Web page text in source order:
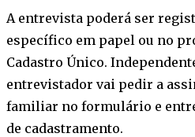
A entrevista poderá ser
específico em papel ou no
Cadastro Único.
entrevistador vai pedir a
familiar no formulário e
de cadastramento.